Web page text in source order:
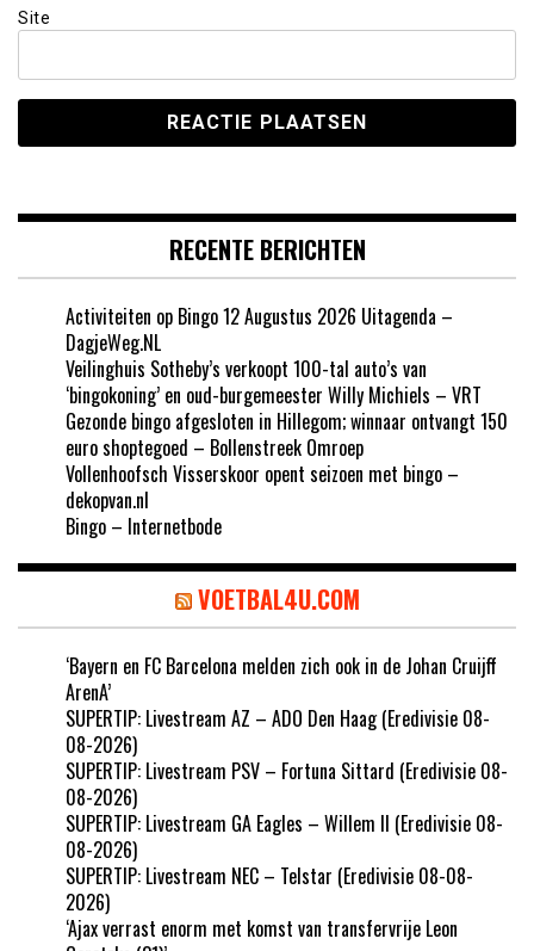
Site
RECENTE BERICHTEN
Activiteiten op Bingo 12 Augustus 2026 Uitagenda –
DagjeWeg.NL
Veilinghuis Sotheby’s verkoopt 100-tal auto’s van
‘bingokoning’ en oud-burgemeester Willy Michiels – VRT
Gezonde bingo afgesloten in Hillegom; winnaar ontvangt 150
euro shoptegoed – Bollenstreek Omroep
Vollenhoofsch Visserskoor opent seizoen met bingo –
dekopvan.nl
Bingo – Internetbode
VOETBAL4U.COM
‘Bayern en FC Barcelona melden zich ook in de Johan Cruijff
ArenA’
SUPERTIP: Livestream AZ – ADO Den Haag (Eredivisie 08-
08-2026)
SUPERTIP: Livestream PSV – Fortuna Sittard (Eredivisie 08-
08-2026)
SUPERTIP: Livestream GA Eagles – Willem II (Eredivisie 08-
08-2026)
SUPERTIP: Livestream NEC – Telstar (Eredivisie 08-08-
2026)
‘Ajax verrast enorm met komst van transfervrije Leon